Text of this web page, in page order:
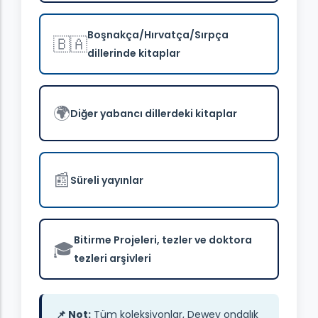
🇧🇦Boşnakça/Hırvatça/Sırpça
dillerinde kitaplar
🌍Diğer yabancı dillerdeki kitaplar
📰 Süreli yayınlar
🎓Bitirme Projeleri, tezler ve doktora
tezleri arşivleri
📌 Not: Tüm koleksiyonlar, Dewey ondalık